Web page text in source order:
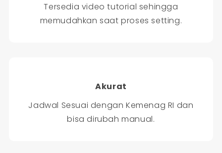
Tersedia video tutorial sehingga
memudahkan saat proses setting.
Akurat
Jadwal Sesuai dengan Kemenag RI dan
bisa dirubah manual.